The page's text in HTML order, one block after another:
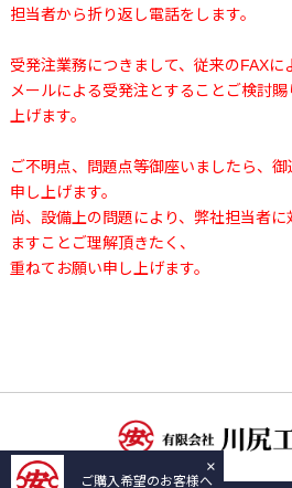
担当者から折り返し電話をします。
受発注業務につきまして、従来のFAXに
メールによる受発注とすることご検討
上げます。
ご不明点、問題点等御座いましたら、
申し上げます。
尚、設備上の問題により、弊社担当者
ますことご理解頂きたく、
重ねてお願い申し上げます。
×
ご購入希望のお客様へ